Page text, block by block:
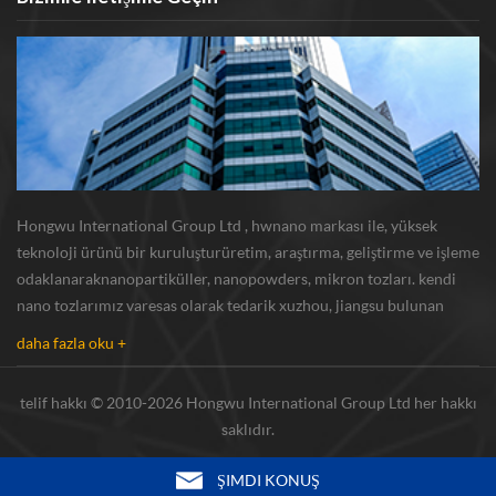
Hongwu International Group Ltd , hwnano markası ile, yüksek
teknoloji ürünü bir kuruluşturüretim, araştırma, geliştirme ve işleme
odaklanaraknanopartiküller, nanopowders, mikron tozları. kendi
nano tozlarımız varesas olarak tedarik xuzhou, jiangsu bulunan
daha fazla oku +
telif hakkı © 2010-2026 Hongwu International Group Ltd her hakkı
saklıdır.
ŞIMDI KONUŞ